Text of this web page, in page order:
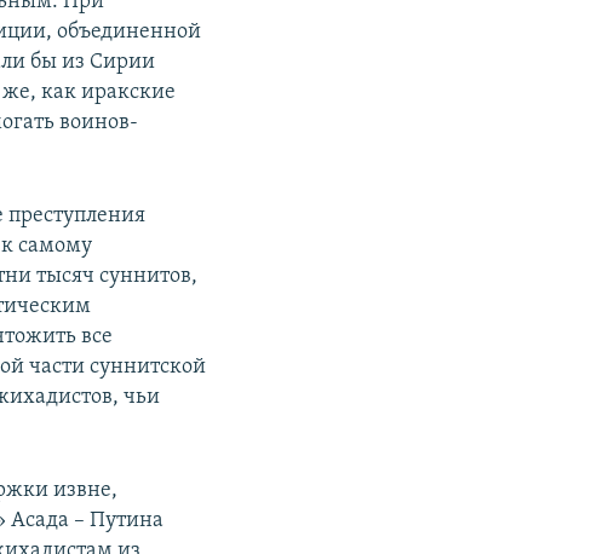
объединенной
бы из Сирии
как иракские
воинов-
преступления
самому
тысяч суннитов,
все
части суннитской
чьи
извне,
Асада – Путина